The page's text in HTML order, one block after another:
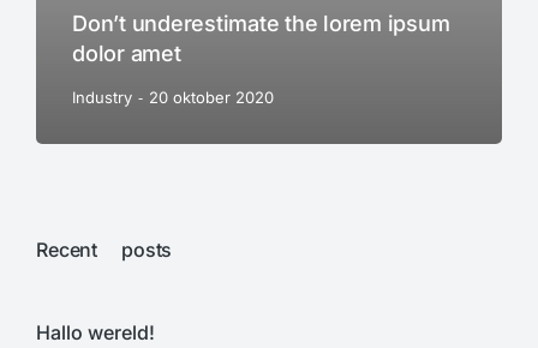
Don’t underestimate the lorem ipsum
dolor amet
Industry 20 oktober 2020
Recent posts
Hallo wereld!